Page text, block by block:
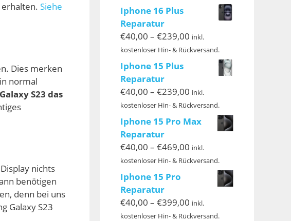
erhalten. Siehe
Dies merken
normal
S23 das
nichts
benötigen
denn bei uns
Galaxy S23
€299,00
Iphone 16 Plus
Reparatur
€40,00 – €239,00 Preisspanne:
€40,00
€239,00
inkl.
kostenloser Hin- & Rückversand.
Iphone 15 Plus
Reparatur
€40,00 – €239,00 Preisspanne:
€40,00
bis
€239,00
inkl.
kostenloser Hin- & Rückversand.
Iphone 15 Pro Max
Reparatur
€40,00 – €469,00 Preisspanne:
€40,00
€469,00
inkl.
kostenloser Hin- & Rückversand.
Iphone 15 Pro
Reparatur
€40,00 – €399,00 Preisspanne:
€40,00
inkl.
kostenloser Hin- & Rückversand.